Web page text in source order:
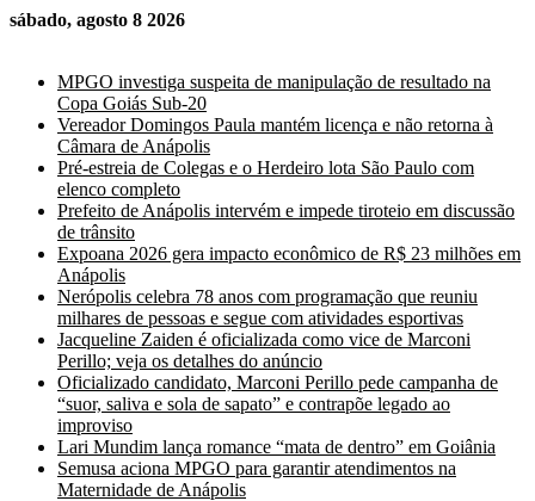
sábado, agosto 8 2026
MPGO investiga suspeita de manipulação de resultado na
Copa Goiás Sub-20
Vereador Domingos Paula mantém licença e não retorna à
Câmara de Anápolis
Pré-estreia de Colegas e o Herdeiro lota São Paulo com
elenco completo
Prefeito de Anápolis intervém e impede tiroteio em discussão
de trânsito
Expoana 2026 gera impacto econômico de R$ 23 milhões em
Anápolis
Nerópolis celebra 78 anos com programação que reuniu
milhares de pessoas e segue com atividades esportivas
Jacqueline Zaiden é oficializada como vice de Marconi
Perillo; veja os detalhes do anúncio
Oficializado candidato, Marconi Perillo pede campanha de
“suor, saliva e sola de sapato” e contrapõe legado ao
improviso
Lari Mundim lança romance “mata de dentro” em Goiânia
Semusa aciona MPGO para garantir atendimentos na
Maternidade de Anápolis